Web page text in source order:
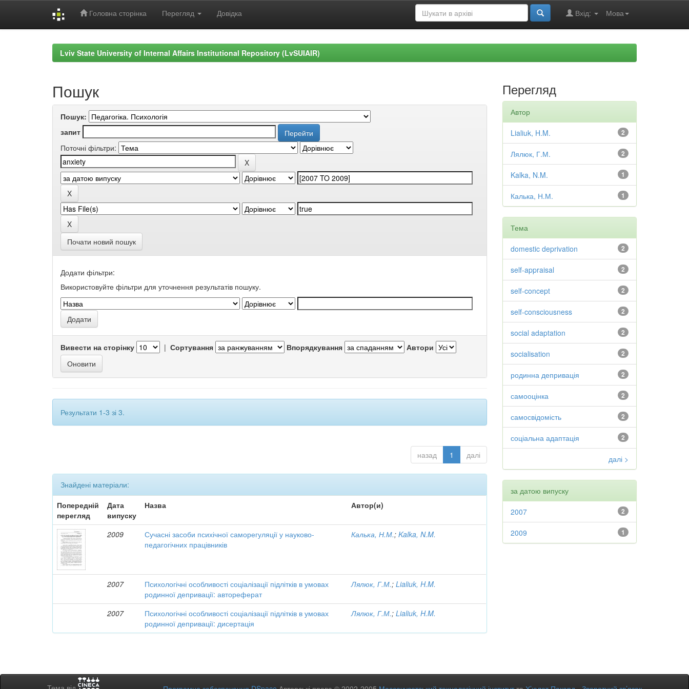
Головна сторінка Перегляд Довідка Мова
Вхід:
Lviv State University of Internal Affairs Institutional Repository (LvSUIAIR)
Пошук
Пошук:
запит
Поточні фільтри:
Почати новий пошук
Додати фільтри:
Використовуйте фільтри для уточнення результатів пошуку.
Вивести на сторінку | Сортування Впорядкування Автори
Результати 1-3 зі 3.
назад 1 далі
Знайдені матеріали:
Попередній
перегляд
Дата
випуску
Назва Автор(и)
2009
Сучасні засоби психічної саморегуляції у науково-
педагогічних працівників
Калька, Н.М.;Kalka, N.M.
2007
Психологічні особливості соціалізації підлітків в умовах
родинної депривації: автореферат
Лялюк, Г.М.;Lialiuk, H.M.
2007
Психологічні особливості соціалізації підлітків в умовах
родинної депривації: дисертація
Лялюк, Г.М.;Lialiuk, H.M.
Перегляд
Автор
2
Lialiuk, H.M.
2
Лялюк, Г.М.
1
Kalka, N.M.
1
Калька, Н.М.
Тема
2
domestic deprivation
2
self-appraisal
2
self-concept
2
self-consciousness
2
social adaptation
2
socialisation
2
родинна депривація
2
самооцінка
2
самосвідомість
2
соціальна адаптація
далі >
за датою випуску
2
2007
1
2009